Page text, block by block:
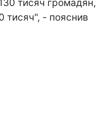
тисяч громадян,
тисяч", - пояснив